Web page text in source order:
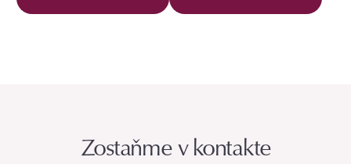
Zostaňme v kontakte